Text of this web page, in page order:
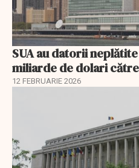
SUA au datorii
miliarde de dolari
12 FEBRUARIE 2026